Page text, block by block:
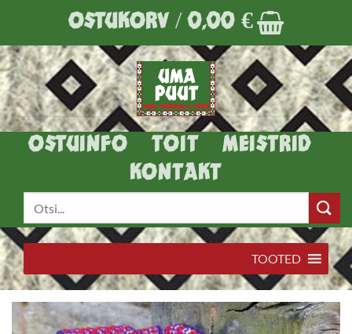
content
OSTUKORV /0,00 €
OSTUINFO TOIT
MEISTRID
KONTAKT
TOOTED